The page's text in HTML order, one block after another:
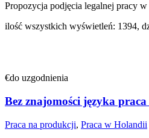
Propozycja podjęcia legalnej pracy
ilość wszystkich wyświetleń: 1394,
€do uzgodnienia
Bez znajomości języka
Praca na produkcji, Praca w Holandii